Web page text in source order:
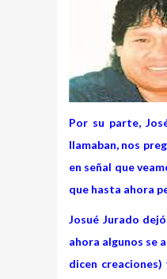
Por su parte,
llamaban, nos
en señal que
que hasta ahora
Josué Jurado
ahora algunos se
dicen